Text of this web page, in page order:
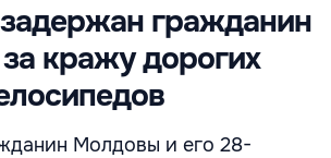
гражданин
кражу дорогих
Молдовы и его 28-